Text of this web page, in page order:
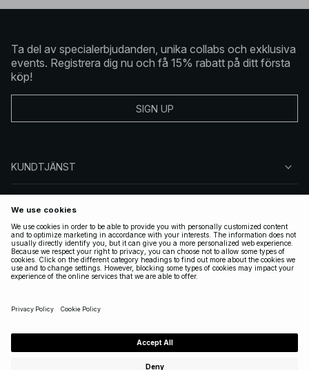
Ta del av specialerbjudanden, unika collabs och exklusiva
events. Registrera dig nu och få 15% rabatt på ditt första
köp!
SIGN UP
KUNDTJÄNST
FÖLJ OSS
JURIDISKT